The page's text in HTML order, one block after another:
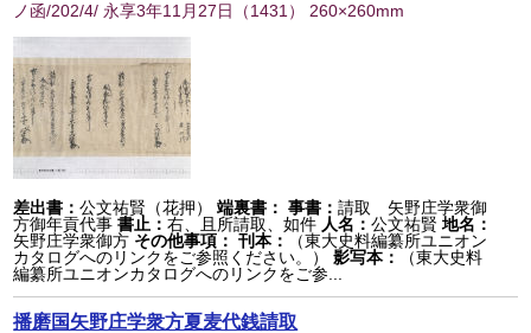
ノ函/202/4/ 永享3年11月27日 （1431 ） 260×260mm
差出書：公文祐賢（花押） 端裏書： 事書：請取 矢野庄学衆御
方御年貢代事 書止：右、且所請取、如件 人名：公文祐賢 地名：
矢野庄学衆御方 その他事項： 刊本：
（東大史料編纂所ユニオン
カタログへのリンクをご参照ください。）
影写本：
（東大史料
編纂所ユニオンカタログへのリンクをご参...
播磨国矢野庄学衆方夏麦代銭請取